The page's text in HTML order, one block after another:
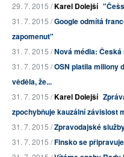
29. 7. 2015 /Karel Dolejší
31. 7. 2015 /Google odmítá
zapomenut"
31. 7. 2015 /Nová média:
31. 7. 2015 /OSN platila miliony
věděla, že...
31. 7. 2015 /Karel Dolejší
zpochybňuje kauzální závislost
31. 7. 2015 /Zpravodajské
31. 7. 2015 /Finsko se